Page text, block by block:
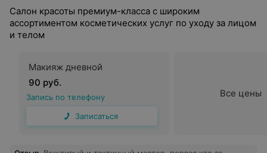
Салон красоты премиум-класса с широким
ассортиментом косметических услуг по уходу за лицом
и телом
Макияж дневной
90 руб.
Запись по телефону
Записаться
Все цены